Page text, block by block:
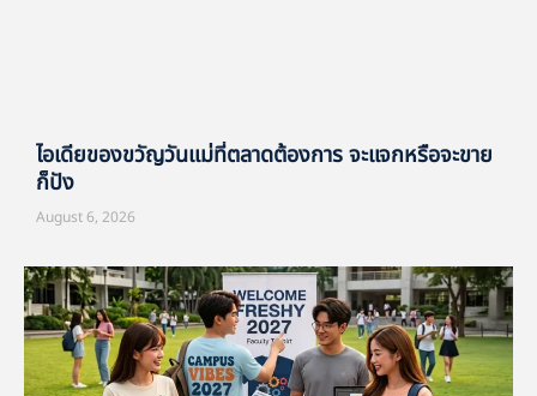
ไอเดียของขวัญวันแม่ที่ตลาดต้องการ จะแจกหรือจะขาย
ก็ปัง
August 6, 2026